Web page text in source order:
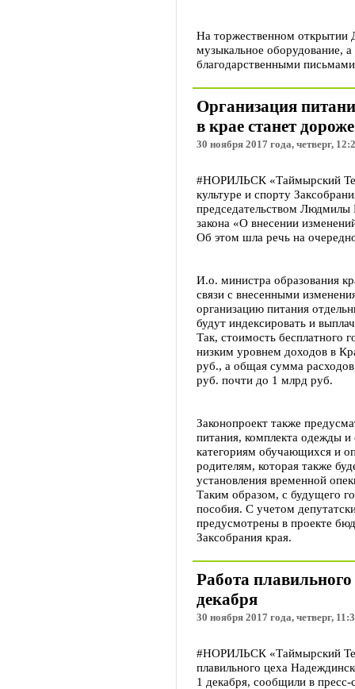
На торжественном открытии
музыкальное оборудование,
благодарственными
Организация
в крае станет дороже
30 ноября 2017 года, четверг,
#НОРИЛЬСК «Таймырский
культуре и спорту
председательством Людмилы
закона «О внесении
Об этом шла речь на
И.о. министра образования
связи с внесенными
организацию питания
будут индексировать и
Так, стоимость бесплатного
низким уровнем доходов в
руб., а общая сумма
руб. почти до 1 млрд руб.
Законопроект также
питания, комплекта одежды и
категориям обучающихся и
родителям, которая также
установления временной
Таким образом, с будущего
пособия. С учетом
предусмотрены в проекте
Заксобрания края.
Работа
декабря
30 ноября 2017 года, четверг,
#НОРИЛЬСК «Таймырский
плавильного цеха
1 декабря, сообщили в